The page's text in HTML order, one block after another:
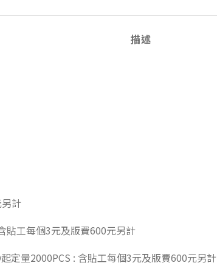
描述
計
貼工每個3元及版費600元另計
定量2000PCS : 含貼工每個3元及版費600元另計